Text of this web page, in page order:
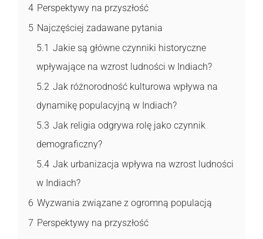
4 Perspektywy na przyszłość
5 Najczęściej zadawane pytania
5.1 Jakie są główne czynniki historyczne
wpływające na wzrost ludności w Indiach?
5.2 Jak różnorodność kulturowa wpływa na
dynamikę populacyjną w Indiach?
5.3 Jak religia odgrywa rolę jako czynnik
demograficzny?
5.4 Jak urbanizacja wpływa na wzrost ludności
w Indiach?
6 Wyzwania związane z ogromną populacją
7 Perspektywy na przyszłość